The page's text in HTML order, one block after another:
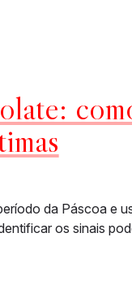
da Páscoa e
os sinais